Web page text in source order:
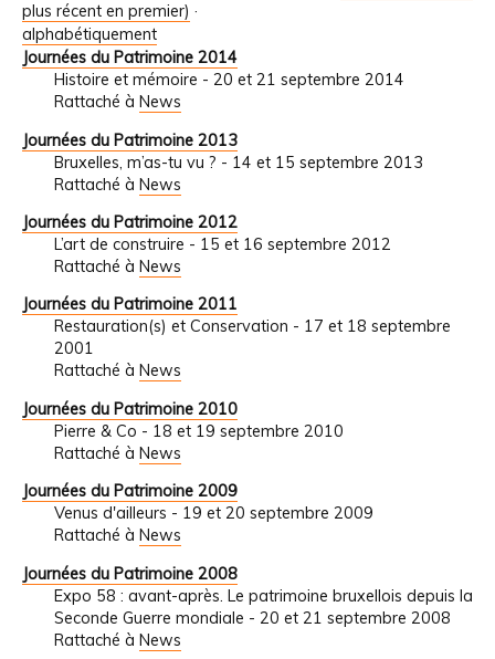
plus récent en premier) ·
alphabétiquement
Journées du Patrimoine 2014
Histoire et mémoire - 20 et 21 septembre 2014
Rattaché à News
Journées du Patrimoine 2013
Bruxelles, m’as-tu vu ? - 14 et 15 septembre 2013
Rattaché à News
Journées du Patrimoine 2012
L’art de construire - 15 et 16 septembre 2012
Rattaché à News
Journées du Patrimoine 2011
Restauration(s) et Conservation - 17 et 18 septembre
2001
Rattaché à News
Journées du Patrimoine 2010
Pierre & Co - 18 et 19 septembre 2010
Rattaché à News
Journées du Patrimoine 2009
Venus d'ailleurs - 19 et 20 septembre 2009
Rattaché à News
Journées du Patrimoine 2008
Expo 58 : avant-après. Le patrimoine bruxellois depuis la
Seconde Guerre mondiale - 20 et 21 septembre 2008
Rattaché à News